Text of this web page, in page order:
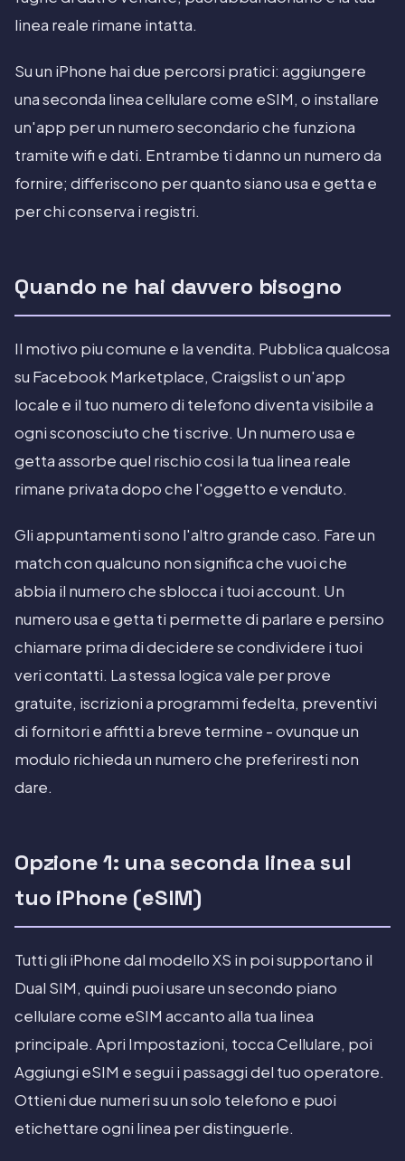
linea reale rimane intatta.
Su un iPhone hai due percorsi pratici: aggiungere
una seconda linea cellulare come eSIM, o installare
un'app per un numero secondario che funziona
tramite wifi e dati. Entrambe ti danno un numero da
fornire; differiscono per quanto siano usa e getta e
per chi conserva i registri.
Quando ne hai davvero bisogno
Il motivo piu comune e la vendita. Pubblica qualcosa
su Facebook Marketplace, Craigslist o un'app
locale e il tuo numero di telefono diventa visibile a
ogni sconosciuto che ti scrive. Un numero usa e
getta assorbe quel rischio cosi la tua linea reale
rimane privata dopo che l'oggetto e venduto.
Gli appuntamenti sono l'altro grande caso. Fare un
match con qualcuno non significa che vuoi che
abbia il numero che sblocca i tuoi account. Un
numero usa e getta ti permette di parlare e persino
chiamare prima di decidere se condividere i tuoi
veri contatti. La stessa logica vale per prove
gratuite, iscrizioni a programmi fedelta, preventivi
di fornitori e affitti a breve termine - ovunque un
modulo richieda un numero che preferiresti non
dare.
Opzione 1: una seconda linea sul
tuo iPhone (eSIM)
Tutti gli iPhone dal modello XS in poi supportano il
Dual SIM, quindi puoi usare un secondo piano
cellulare come eSIM accanto alla tua linea
principale. Apri Impostazioni, tocca Cellulare, poi
Aggiungi eSIM e segui i passaggi del tuo operatore.
Ottieni due numeri su un solo telefono e puoi
etichettare ogni linea per distinguerle.